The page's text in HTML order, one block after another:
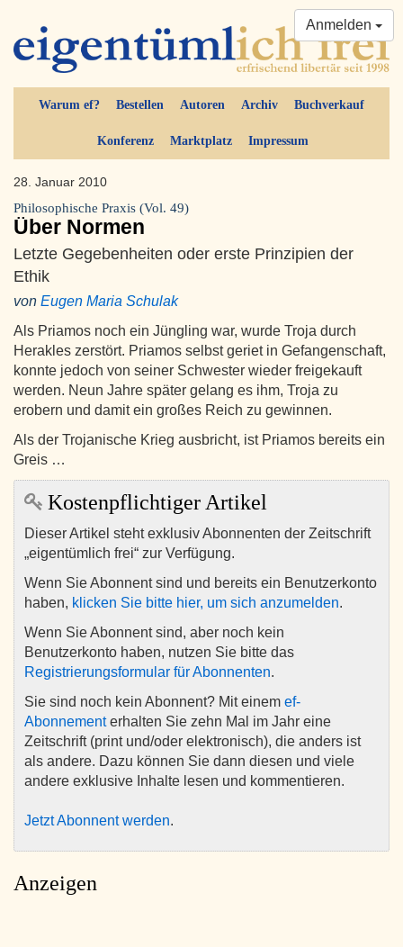
Warum ef? Bestellen Autoren Archiv Buchverkauf
Konferenz Marktplatz Impressum
Anmelden
28. Januar 2010
Philosophische Praxis (Vol. 49)
Über Normen
Letzte Gegebenheiten oder erste Prinzipien der
Ethik
von Eugen Maria Schulak
Als Priamos noch ein Jüngling war, wurde Troja durch
Herakles zerstört. Priamos selbst geriet in Gefangenschaft,
konnte jedoch von seiner Schwester wieder freigekauft
werden. Neun Jahre später gelang es ihm, Troja zu
erobern und damit ein großes Reich zu gewinnen.
Als der Trojanische Krieg ausbricht, ist Priamos bereits ein
Greis …
Kostenpflichtiger Artikel
Dieser Artikel steht exklusiv Abonnenten der Zeitschrift
„eigentümlich frei“ zur Verfügung.
Wenn Sie Abonnent sind und bereits ein Benutzerkonto
haben, klicken Sie bitte hier, um sich anzumelden.
Wenn Sie Abonnent sind, aber noch kein
Benutzerkonto haben, nutzen Sie bitte das
Registrierungsformular für Abonnenten.
Sie sind noch kein Abonnent? Mit einem ef-
Abonnementerhalten Sie zehn Mal im Jahr eine
Zeitschrift (print und/oder elektronisch), die anders ist
als andere. Dazu können Sie dann diesen und viele
andere exklusive Inhalte lesen und kommentieren.
Jetzt Abonnent werden.
Anzeigen